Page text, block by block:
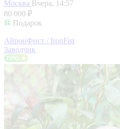
Москва Вчера, 14:57
80 000 ₽
Подарок
АйронФист / IronFist
Заводчик